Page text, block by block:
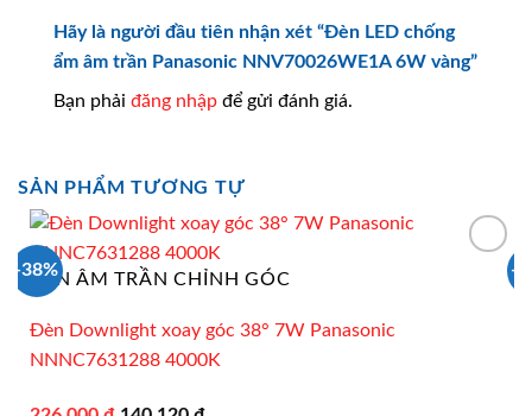
Hãy là người đầu tiên nhận xét “Đèn LED chống
ẩm âm trần Panasonic NNV70026WE1A 6W vàng”
Bạn phải đăng nhập để gửi đánh giá.
SẢN PHẨM TƯƠNG TỰ
-38%
ĐÈN ÂM TRẦN CHỈNH GÓC
Đèn Downlight xoay góc 38° 7W Panasonic
NNNC7631288 4000K
-